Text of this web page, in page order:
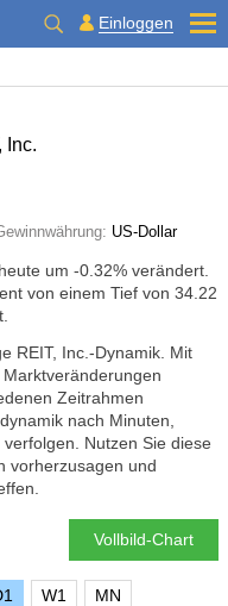
Einloggen
Inc.
US-Dollar
um -0.32% verändert.
von einem Tief von 34.22
REIT, Inc.-Dynamik. Mit
Zeitrahmen
nach Minuten,
Nutzen Sie diese
vorherzusagen und
Vollbild-Chart
W1 MN